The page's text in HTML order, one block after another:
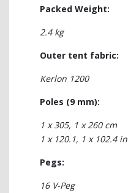
Packed Weight:
2.4 kg
Outer tent fabric:
Kerlon 1200
Poles (9 mm):
1 x 305, 1 x 260 cm
1 x 120.1, 1 x 102.4 in
Pegs:
16 V-Peg